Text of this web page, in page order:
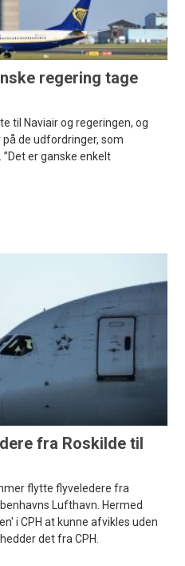
regering tage
til Naviair og regeringen, og
de udfordringer, som
er ganske enkelt
fra Roskilde til
flytte flyveledere fra
Lufthavn. Hermed
i CPH at kunne afvikles uden
det fra CPH.